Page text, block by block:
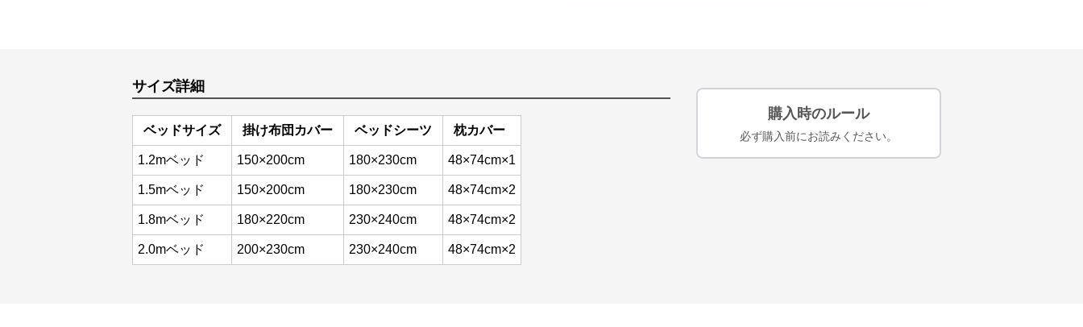
サイズ詳細
ベッドサイズ 掛け布団カバー ベッドシーツ 枕カバー
1.2mベッド 150×200cm 180×230cm 48×74cm×1
1.5mベッド 150×200cm 180×230cm 48×74cm×2
1.8mベッド 180×220cm 230×240cm 48×74cm×2
2.0mベッド 200×230cm 230×240cm 48×74cm×2
購入時のルール
必ず購入前にお読みください。